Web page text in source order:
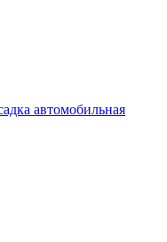
автомобильная